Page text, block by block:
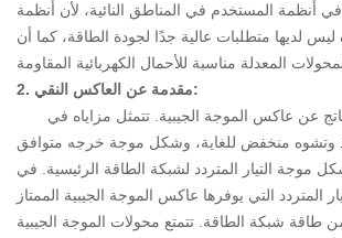
أنظمة المستخدم في المناطق النائية، لأن أنظمة
لديها متطلبات عالية جدًا لجودة الطاقة، كما أن
2. مقدمة عن العاكس النقي:
منخفض للغاية، وشكل موجة خرجه متوافق
التيار المتردد لشبكة الطاقة الرئيسية. في
المتردد التي يوفرها عاكس الموجة الجيبية الممتاز
طاقة شبكة الطاقة. تتمتع محولات الموجة الجيبية